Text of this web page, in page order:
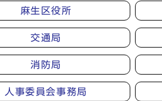
麻生区役所
交通局
消防局
人事委員会事務局